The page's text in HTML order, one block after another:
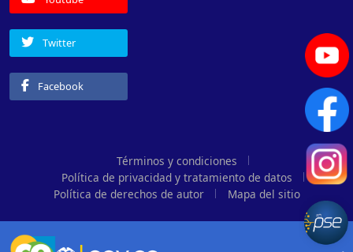
Twitter
Facebook
Términos y condiciones
Política de privacidad y tratamiento de datos
Política de derechos de autor
Mapa del sitio